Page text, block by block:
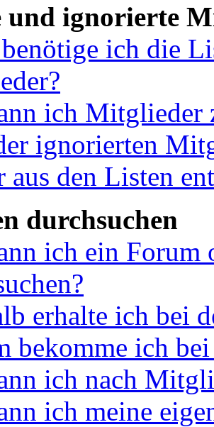
und ignorierte
ich die
ich Mitglieder
ignorierten
aus den Listen
durchsuchen
ich ein Forum
erhalte ich bei
bekomme ich
ich nach
ich meine